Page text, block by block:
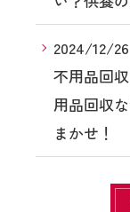
2024/12/26
不用品回
用品回収
まかせ！